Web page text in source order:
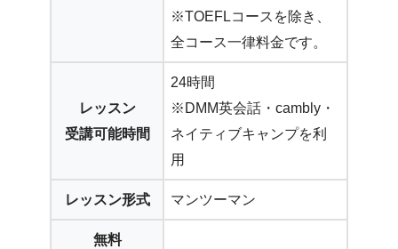
※TOEFLコースを除き、
全コース一律料金です。
レッスン
受講可能時間
24時間
※DMM英会話・cambly・
ネイティブキャンプを利
用
レッスン形式 マンツーマン
無料